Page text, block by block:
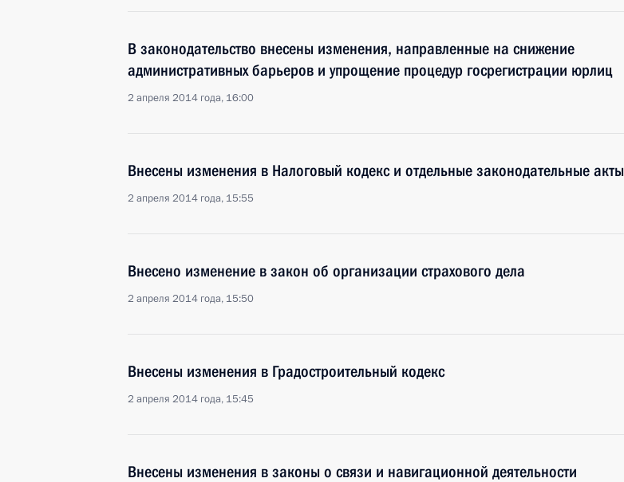
В законодательство внесены изменения, направленные на снижение
административных барьеров и упрощение процедур госрегистрации юрлиц
2 апреля 2014 года, 16:00
Внесены изменения в Налоговый кодекс и отдельные законодательные акты
2 апреля 2014 года, 15:55
Внесено изменение в закон об организации страхового дела
2 апреля 2014 года, 15:50
Внесены изменения в Градостроительный кодекс
2 апреля 2014 года, 15:45
Внесены изменения в законы о связи и навигационной деятельности